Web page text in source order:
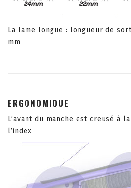
La lame longue : longueur de
mm
ERGONOMIQUE
L’avant du manche est creusé à
l’index